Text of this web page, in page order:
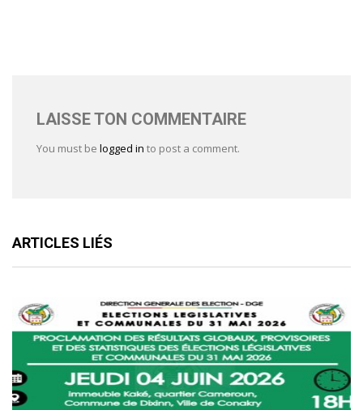
LAISSE TON COMMENTAIRE
You must be logged in to post a comment.
ARTICLES LIÉS